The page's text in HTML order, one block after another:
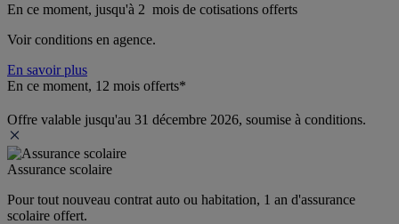
En ce moment, jusqu'à 2  mois de cotisations offerts
Voir conditions en agence.
En savoir plus
En ce moment, 12 mois offerts*
Offre valable jusqu'au 31 décembre 2026, soumise à conditions.
Assurance scolaire
Pour tout nouveau contrat auto ou habitation, 1 an d'assurance
scolaire offert.